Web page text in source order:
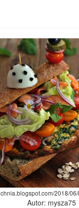
2018/
Autor: mysza75